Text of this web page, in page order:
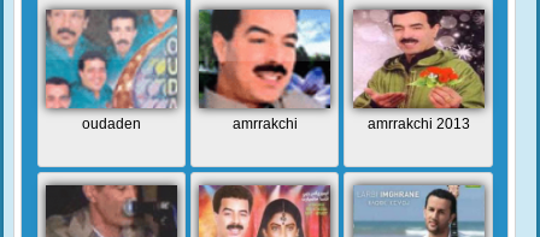
oudaden amrrakchi amrrakchi 2013